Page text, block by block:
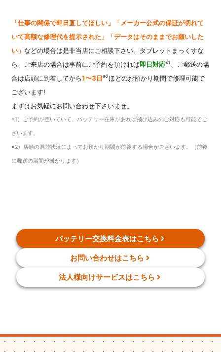
「仕事の関係で即日直してほしい」
「メーカー公式の保証が切れて
いて高額な修理代を提示された」「データはそのままでお願いした
い」 などの場合は是非当店にご相談下さい。タブレットまっくすな
ら、ご来店の場合は事前にご予約を頂ければ即日対応※1
、ご郵送の場
合は店頭に到着してから1〜3日※2ほどのお預かり期間で修理可能で
ございます!
まずはお気軽にお問い合わせ下さいませ。
※1）ご予約が空いていて、バッテリー在庫があれば飛び込みのご対応も可能でご
ざいます。
※2）店頭の混雑状況によってお預かり期間が前後する場合がございます。（前後
に郵送の期間が掛かります）
バッテリー交換料金表はこちら
お問い合わせはこちら
法人様向けサービスはこちら